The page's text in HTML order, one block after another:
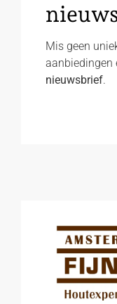
Mis geen
aanbiedingen
nieuwsbrief.